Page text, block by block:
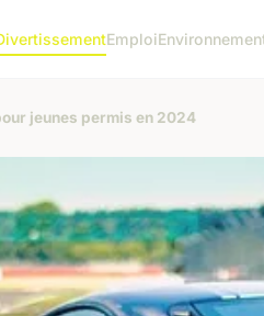
Emploi
jeunes permis en 2024